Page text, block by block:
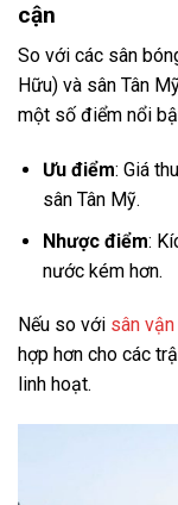
cận
So với các sân
Hữu) và sân Tân
một số điểm nổi
Ưu điểm: Giá
sân Tân Mỹ.
Nhược điểm:
nước kém hơn.
Nếu so với sân
hợp hơn cho các
linh hoạt.